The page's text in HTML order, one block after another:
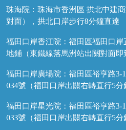
珠海院：珠海市香洲區 拱北中建
對面），拱北口岸步行8分鐘直達
福田口岸香江院：福田區福田口岸
地鋪（東鐵線落馬洲站出關對面即
福田口岸廣場院：福田區裕亨路3-
034號（福田口岸出關右轉直行5分
福田口岸星光院：福田區裕亨路3-
033號（福田口岸出關右轉直行5分